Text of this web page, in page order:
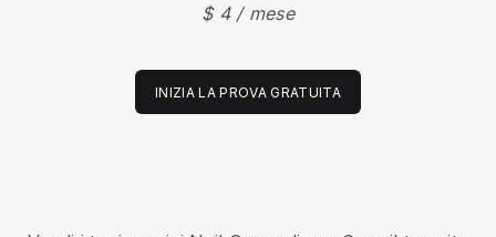
$ 4 / mese
INIZIA LA PROVA GRATUITA